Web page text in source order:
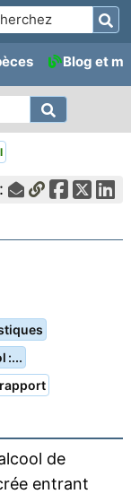
Blog et
:
:...
de
entrant